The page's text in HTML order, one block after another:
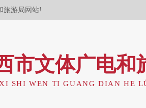
旅游局网站!
市文体广电和
SHI WEN TI GUANG DIAN HE